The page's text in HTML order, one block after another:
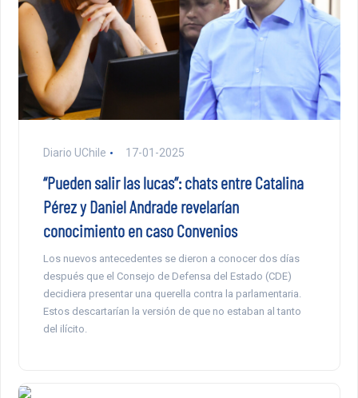
Diario UChile 17-01-2025
“Pueden salir las lucas”: chats entre Catalina
Pérez y Daniel Andrade revelarían
conocimiento en caso Convenios
Los nuevos antecedentes se dieron a conocer dos días
después que el Consejo de Defensa del Estado (CDE)
decidiera presentar una querella contra la parlamentaria.
Estos descartarían la versión de que no estaban al tanto
del ilícito.